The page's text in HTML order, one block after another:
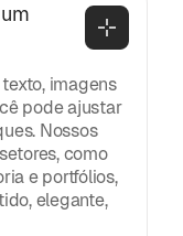
imagens
pode ajustar
Nossos
como
e portfólios,
elegante,